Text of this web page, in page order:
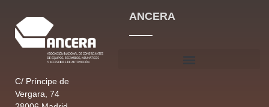
C/ Príncipe de
Vergara, 74
ANCERA